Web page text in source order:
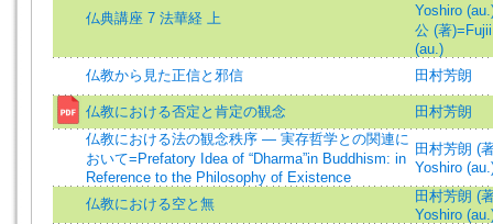
仏典講座 7 法華経 上
Yoshiro
公 (著
(au.)
仏教から見た正信と邪信
田村芳朗
仏教における否定と肯定の観念
田村芳朗
仏教における法の観念秩序 — 実存哲学との関連に
おいて=Prefatory Idea of “Dharma”in Buddhism: in
Reference to the Philosophy of Existence
田村芳朗 (
Yoshiro
仏教における空と無
田村芳朗 (
Yoshiro